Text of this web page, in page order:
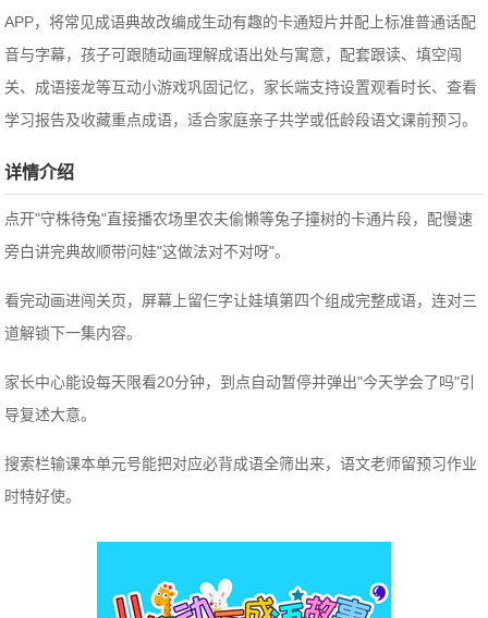
APP，将常见成语典故改编成生动有趣的卡通短片并配上标准普通话配
音与字幕，孩子可跟随动画理解成语出处与寓意，配套跟读、填空闯
关、成语接龙等互动小游戏巩固记忆，家长端支持设置观看时长、查看
学习报告及收藏重点成语，适合家庭亲子共学或低龄段语文课前预习。
详情介绍
点开"守株待兔"直接播农场里农夫偷懒等兔子撞树的卡通片段，配慢速
旁白讲完典故顺带问娃"这做法对不对呀"。
看完动画进闯关页，屏幕上留仨字让娃填第四个组成完整成语，连对三
道解锁下一集内容。
家长中心能设每天限看20分钟，到点自动暂停并弹出"今天学会了吗"引
导复述大意。
搜索栏输课本单元号能把对应必背成语全筛出来，语文老师留预习作业
时特好使。